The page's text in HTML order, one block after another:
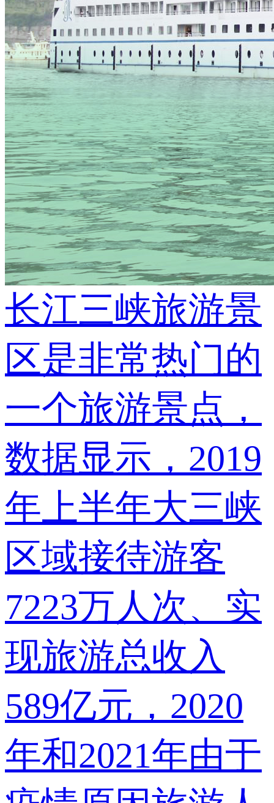
长江三峡旅游景
区是非常热门的
一个旅游景点，
数据显示，2019
年上半年大三峡
区域接待游客
7223万人次、实
现旅游总收入
589亿元，2020
年和2021年由于